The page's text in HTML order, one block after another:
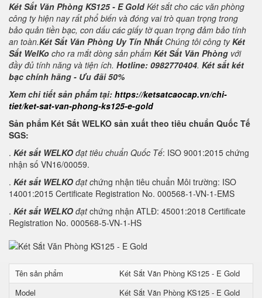
Két Sắt Văn Phòng KS125 - E GoldKét sắt cho các văn phòng
công ty hiện nay rất phổ biến và đóng vai trò quan trọng trong
bảo quản tiền bạc, con dấu các giấy tờ quan trọng đảm bảo tính
an toàn.Két Sắt Văn Phòng Uy Tín Nhất Chúng tôi công tyKét
Sắt WelKo cho ra mắt dòng sản phẩm Két Sắt Văn Phòng với
đầy đủ tính năng và tiện ích. Hotline: 0982770404. Két sắt két
bạc chính hãng - Ưu đãi 50%
Xem chi tiết sản phẩm tại: https://ketsatcaocap.vn/chi-
tiet/ket-sat-van-phong-ks125-e-gold
Sản phẩm Két Sắt WELKO sản xuất theo tiêu chuẩn Quốc Tế
SGS:
. Két sắt WELKO đạt tiêu chuẩn Quốc Tế: ISO 9001:2015 chứng
nhận số VN16/00059.
. Két sắt WELKO đạt chứng nhận tiêu chuẩn Môi trường: ISO
14001:2015 Certificate Registration No. 000568-1-VN-1-EMS
. Két sắt WELKO đạtchứng nhận ATLĐ: 45001:2018 Certificate
Registration No. 000568-5-VN-1-HS
Tên sản phẩm
Két Sắt Văn Phòng KS125 - E Gold
Model
Két Sắt Văn Phòng KS125 - E Gold